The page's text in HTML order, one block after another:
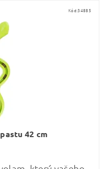
Kód:34885
42 cm